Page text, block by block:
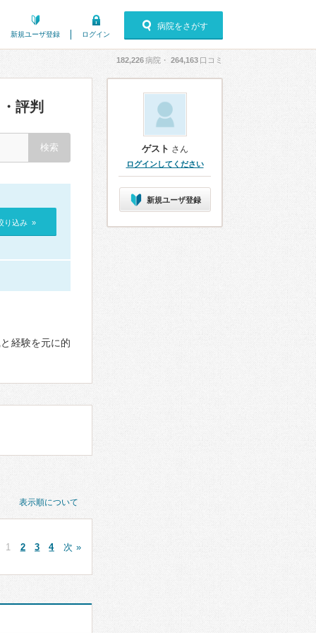
新規ユーザ登録 ログイン
病院をさがす
182,226病院・ 264,163 口コミ
評判
り込み »
経験を元に的
表示順について
1 2 3 4 次 »
ゲスト さん
ログインしてください
新規ユーザ登録